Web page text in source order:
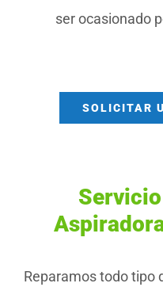
ser ocasionado
SOLICITAR
Reparamos todo tipo